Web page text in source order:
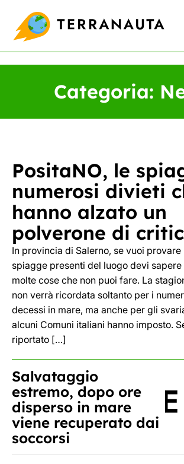
content
Categoria:
PositaNO, le
numerosi divieti
hanno alzato un
polverone di
In provincia di Salerno, se vuoi provare
spiagge presenti del luogo devi sapere
molte cose che non puoi fare. La
non verrà ricordata soltanto per i
decessi in mare, ma anche per gli
alcuni Comuni italiani hanno imposto.
riportato […]
Salvataggio
estremo, dopo ore
disperso in mare
viene recuperato dai
soccorsi